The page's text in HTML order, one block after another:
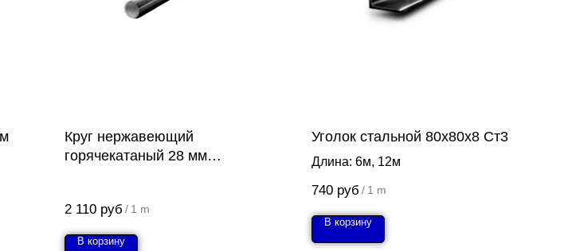
Круг нержавеющий
горячекатаный 28 мм
2 110 руб / 1 m
В корзину
Уголок стальной 80х80х8 Ст3
Длина: 6м, 12м
740 руб / 1 m
В корзину